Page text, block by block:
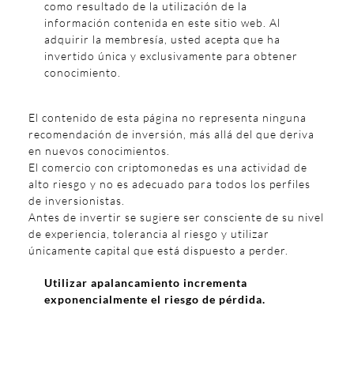
como resultado de la utilización de la
información contenida en este sitio web. Al
adquirir la membresía, usted acepta que ha
invertido única y exclusivamente para obtener
conocimiento.
El contenido de esta página no representa ninguna
recomendación de inversión, más allá del que deriva
en nuevos conocimientos.
El comercio con criptomonedas es una actividad de
alto riesgo y no es adecuado para todos los perfiles
de inversionistas.
Antes de invertir se sugiere ser consciente de su nivel
de experiencia, tolerancia al riesgo y utilizar
únicamente capital que está dispuesto a perder.
Utilizar apalancamiento incrementa
exponencialmente el riesgo de pérdida.